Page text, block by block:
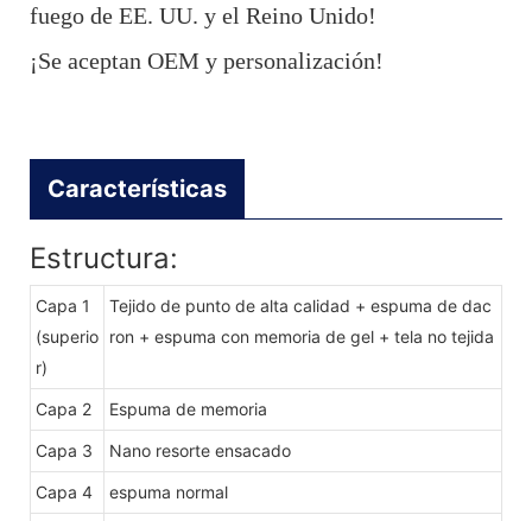
fuego de EE. UU. y el Reino Unido!
¡Se aceptan OEM y personalización!
Características
Estructura:
Capa 1
(superio
r)
Tejido de punto de alta calidad + espuma de dac
ron + espuma con memoria de gel + tela no tejida
Capa 2 Espuma de memoria
Capa 3 Nano resorte ensacado
Capa 4 espuma normal